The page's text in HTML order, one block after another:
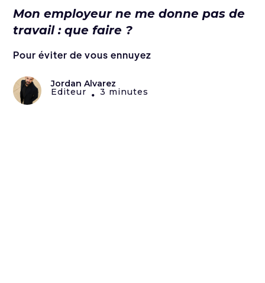
Mon employeur ne me donne pas de
travail : que faire ?
Pour éviter de vous ennuyez
Jordan Alvarez
Editeur • 3 minutes